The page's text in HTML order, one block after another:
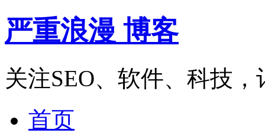
严重浪漫 博客
关注SEO、软件、科技
首页